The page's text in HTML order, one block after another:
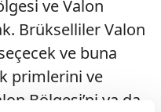
ve Valon
Brükselliler Valon
ve buna
primlerini ve
Bölgesi’ni ya da